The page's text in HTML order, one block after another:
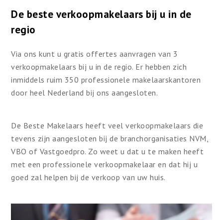
De beste verkoopmakelaars bij u in de
regio
Via ons kunt u gratis offertes aanvragen van 3
verkoopmakelaars bij u in de regio. Er hebben zich
inmiddels ruim 350 professionele makelaarskantoren
door heel Nederland bij ons aangesloten.
De Beste Makelaars heeft veel verkoopmakelaars die
tevens zijn aangesloten bij de branchorganisaties NVM,
VBO of Vastgoedpro. Zo weet u dat u te maken heeft
met een professionele verkoopmakelaar en dat hij u
goed zal helpen bij de verkoop van uw huis.